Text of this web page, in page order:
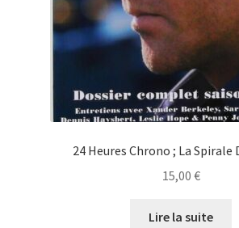
24 Heures Chrono ; La Spirale
15,00 €
Lire la suite